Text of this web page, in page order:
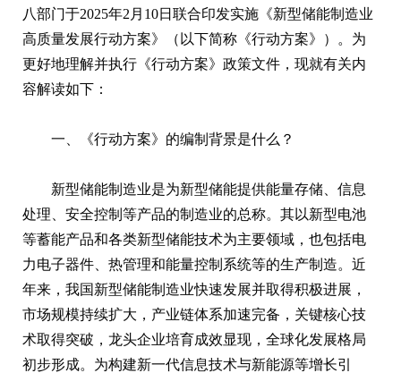
八部门于2025年2月10日联合印发实施《新型储能制造业
高质量发展行动方案》（以下简称《行动方案》）。为
更好地理解并执行《行动方案》政策文件，现就有关内
容解读如下：
一、《行动方案》的编制背景是什么？
新型储能制造业是为新型储能提供能量存储、信息
处理、安全控制等产品的制造业的总称。其以新型电池
等蓄能产品和各类新型储能技术为主要领域，也包括电
力电子器件、热管理和能量控制系统等的生产制造。近
年来，我国新型储能制造业快速发展并取得积极进展，
市场规模持续扩大，产业链体系加速完备，关键核心技
术取得突破，龙头企业培育成效显现，全球化发展格局
初步形成。为构建新一代信息技术与新能源等增长引